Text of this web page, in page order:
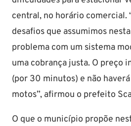
central, no horário comercial.
desafios que assumimos
problema com um sistema
uma cobrança justa. O preço
(por 30 minutos) e não
motos”, afirmou o prefeito
O que o município propõe